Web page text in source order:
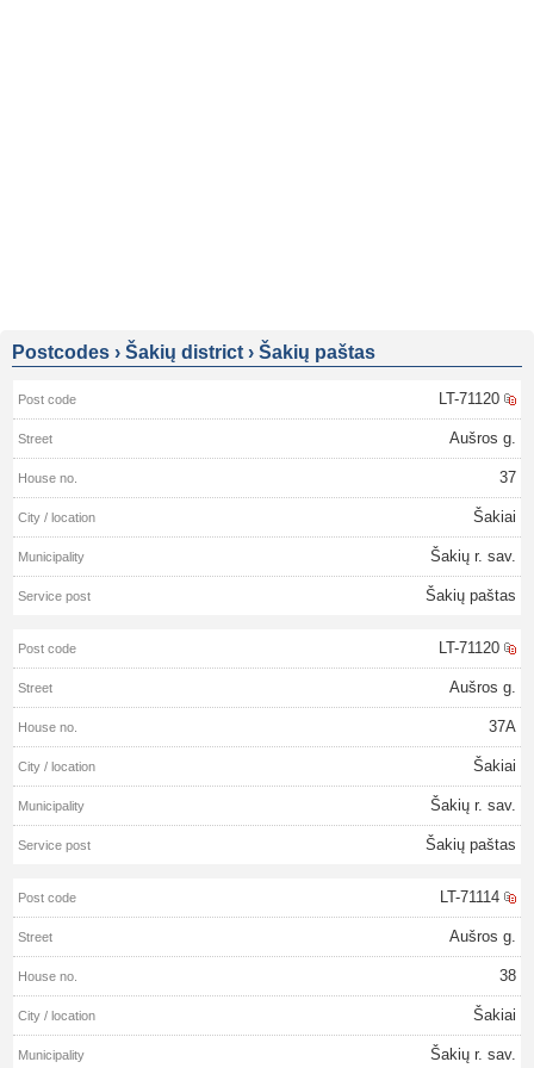
Postcodes › Šakių district › Šakių paštas
LT-71120
Aušros g.
37
Šakiai
Šakių r. sav.
Šakių paštas
LT-71120
Aušros g.
37A
Šakiai
Šakių r. sav.
Šakių paštas
LT-71114
Aušros g.
38
Šakiai
Šakių r. sav.